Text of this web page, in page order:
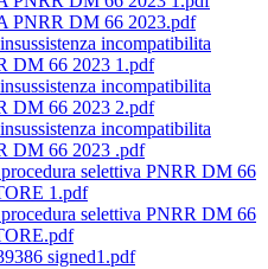
PNRR DM 66 2023.pdf
incompatibilita
DM 66 2023 1.pdf
incompatibilita
DM 66 2023 2.pdf
incompatibilita
DM 66 2023 .pdf
selettiva PNRR DM 66
1.pdf
selettiva PNRR DM 66
signed1.pdf